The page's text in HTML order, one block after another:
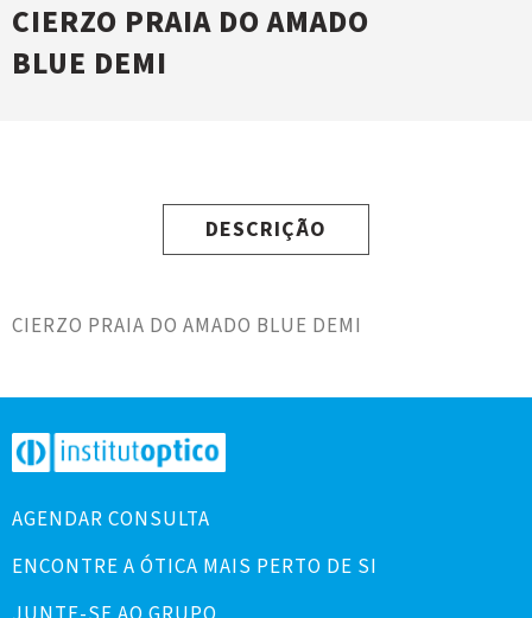
CIERZO PRAIA DO AMADO
BLUE DEMI
DESCRIÇÃO
CIERZO PRAIA DO AMADO BLUE DEMI
AGENDAR CONSULTA
ENCONTRE A ÓTICA MAIS PERTO DE SI